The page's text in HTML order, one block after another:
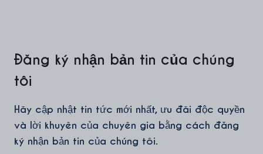
Đăng ký nhận bản tin của chúng
tôi
Hãy cập nhật tin tức mới nhất, ưu đãi độc quyền
và lời khuyên của chuyên gia bằng cách đăng
ký nhận bản tin của chúng tôi.